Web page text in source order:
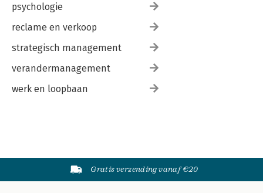
psychologie
reclame en verkoop
strategisch management
verandermanagement
werk en loopbaan
Gratis verzending vanaf €20